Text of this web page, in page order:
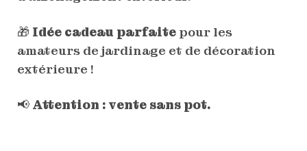
🎁 Idée cadeau parfaitepour les
amateurs de jardinage et de décoration
extérieure !
📢 Attention : vente sans pot.